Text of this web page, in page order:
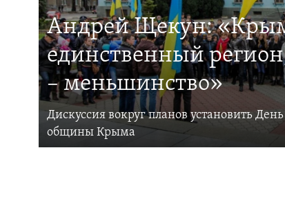
Андрей Щекун:
единственный
– меньшинство»
Дискуссия вокруг планов установить
общины Крыма